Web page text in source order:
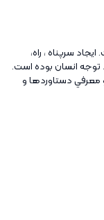
سرپناه ، راه،
توجه انسان بوده است.
دستاوردها و